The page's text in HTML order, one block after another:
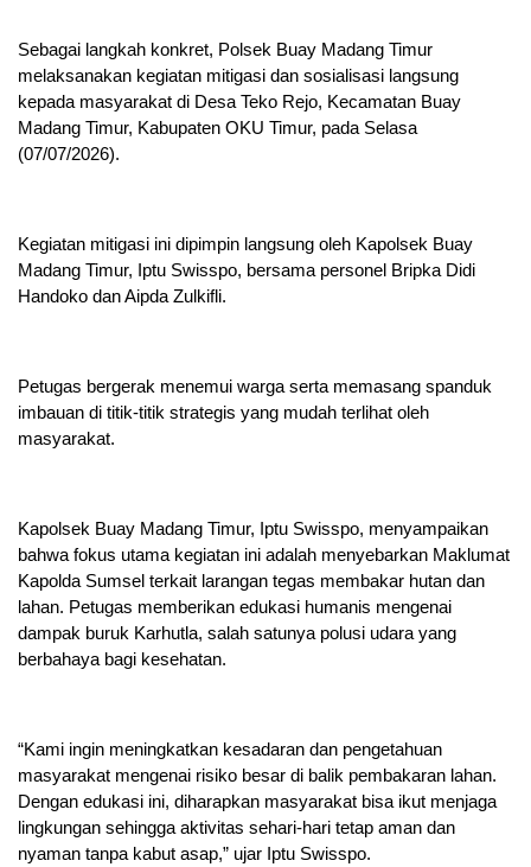
Sebagai langkah konkret, Polsek Buay Madang Timur
melaksanakan kegiatan mitigasi dan sosialisasi langsung
kepada masyarakat di Desa Teko Rejo, Kecamatan Buay
Madang Timur, Kabupaten OKU Timur, pada Selasa
(07/07/2026).
Kegiatan mitigasi ini dipimpin langsung oleh Kapolsek Buay
Madang Timur, Iptu Swisspo, bersama personel Bripka Didi
Handoko dan Aipda Zulkifli.
Petugas bergerak menemui warga serta memasang spanduk
imbauan di titik-titik strategis yang mudah terlihat oleh
masyarakat.
Kapolsek Buay Madang Timur, Iptu Swisspo, menyampaikan
bahwa fokus utama kegiatan ini adalah menyebarkan Maklumat
Kapolda Sumsel terkait larangan tegas membakar hutan dan
lahan. Petugas memberikan edukasi humanis mengenai
dampak buruk Karhutla, salah satunya polusi udara yang
berbahaya bagi kesehatan.
“Kami ingin meningkatkan kesadaran dan pengetahuan
masyarakat mengenai risiko besar di balik pembakaran lahan.
Dengan edukasi ini, diharapkan masyarakat bisa ikut menjaga
lingkungan sehingga aktivitas sehari-hari tetap aman dan
nyaman tanpa kabut asap,” ujar Iptu Swisspo.